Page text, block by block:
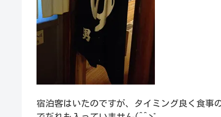
宿泊客はいたのですが、タイミング良く食事